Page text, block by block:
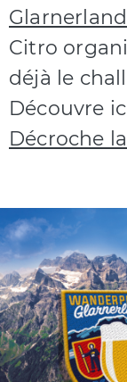
Glarnerland
Citro
déjà le
Découvre
Décroche